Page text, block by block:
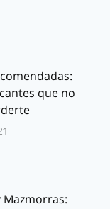
que no
Mazmorras: